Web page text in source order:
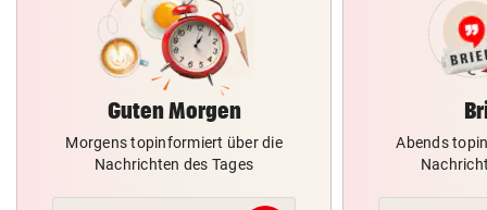
Guten Morgen
Morgens topinformiert über die
Nachrichten des Tages
Abends